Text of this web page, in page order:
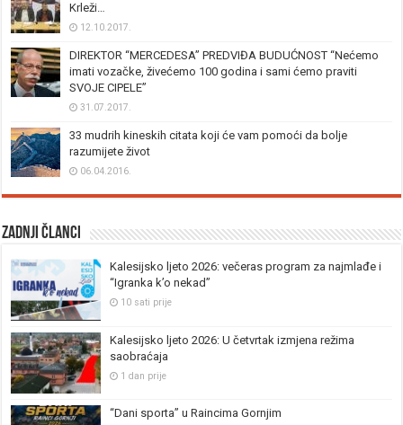
Krleži…
12.10.2017.
DIREKTOR “MERCEDESA” PREDVIĐA BUDUĆNOST “Nećemo
imati vozačke, živećemo 100 godina i sami ćemo praviti
SVOJE CIPELE”
31.07.2017.
33 mudrih kineskih citata koji će vam pomoći da bolje
razumijete život
06.04.2016.
Zadnji članci
Kalesijsko ljeto 2026: večeras program za najmlađe i
“Igranka k’o nekad”
10 sati prije
Kalesijsko ljeto 2026: U četvrtak izmjena režima
saobraćaja
1 dan prije
“Dani sporta” u Raincima Gornjim